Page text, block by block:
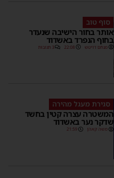
סוף טוב
אותר בחור הישיבה שנעדר
בחוף הנפרד באשדוד
מנחם דויטש 22:08 3 תגובות
סגירת מעגל מהירה
המשטרה עצרה קטין בחשד
שדקר נער באשדוד
משה קאהן 21:59